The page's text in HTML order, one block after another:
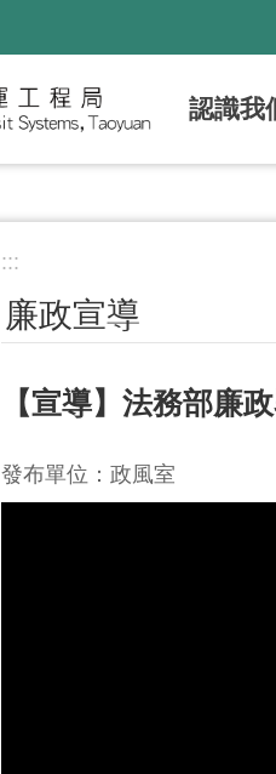
認識我
:::
廉政宣導
【宣導】法務部廉
發布單位：政風室